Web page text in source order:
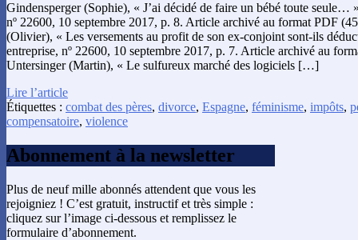
Gindensperger (Sophie), « J’ai décidé de faire un bébé toute seule…
nº 22600, 10 septembre 2017, p. 8. Article archivé au format PDF
(Olivier), « Les versements au profit de son ex-conjoint sont-ils
entreprise, nº 22600, 10 septembre 2017, p. 7. Article archivé au
Untersinger (Martin), « Le sulfureux marché des logiciels […]
Lire l’article
Étiquettes : combat des pères, divorce, Espagne, féminisme, impôts,
compensatoire, violence
Abonnement à la newsletter
Plus de neuf mille abonnés attendent que vous les
rejoigniez ! C’est gratuit, instructif et très simple :
cliquez sur l’image ci-dessous et remplissez le
formulaire d’abonnement.